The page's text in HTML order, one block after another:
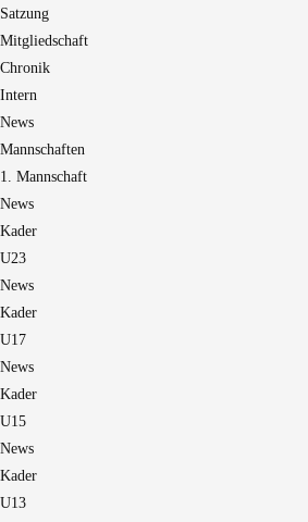
Satzung
Mitgliedschaft
Chronik
Intern
News
Mannschaften
1. Mannschaft
News
Kader
U23
News
Kader
U17
News
Kader
U15
News
Kader
U13